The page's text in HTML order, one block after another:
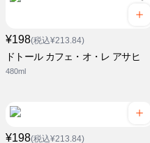
¥198(税込¥213.84)
ドトール カフェ・オ・レ アサヒ
480ml
¥198(税込¥213.84)